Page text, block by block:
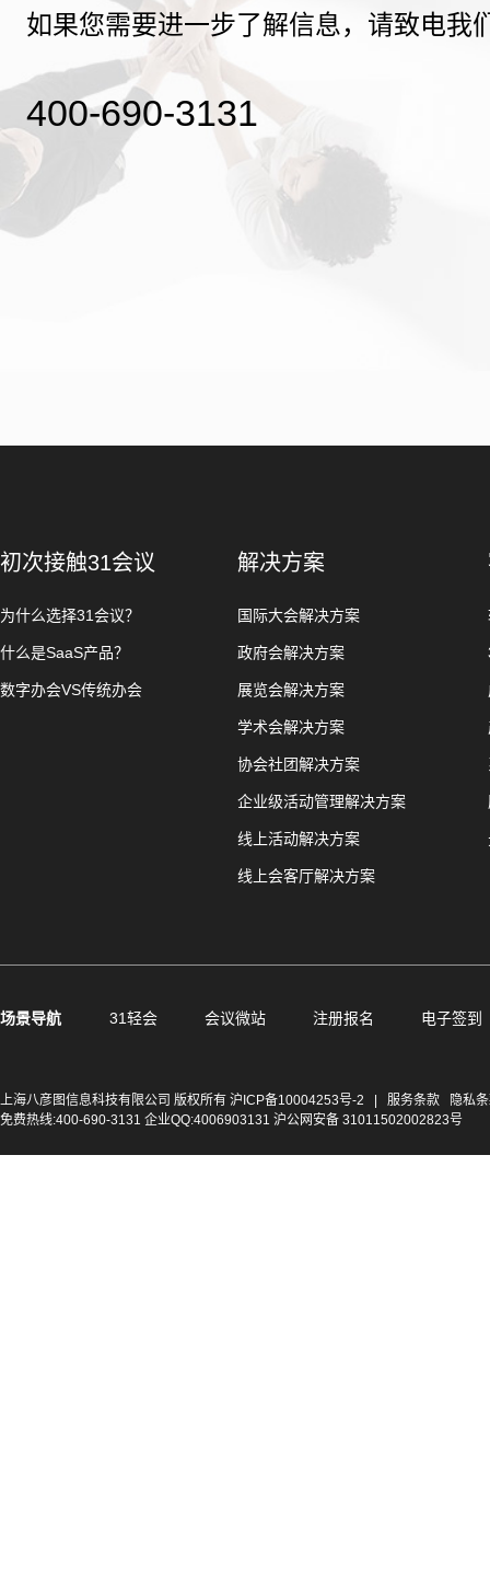
如果您需要进一步了解信息，请致电我
400-690-3131
初次接触31会议
为什么选择31会议？
什么是SaaS产品？
数字办会VS传统办会
解决方案
国际大会解决方案
政府会解决方案
展览会解决方案
学术会解决方案
协会社团解决方案
企业级活动管理解决方案
线上活动解决方案
线上会客厅解决方案
场景导航 31轻会 会议微站 注册报名 电子签到
上海八彦图信息科技有限公司 版权所有 沪ICP备10004253号-2 服务条款
隐私
免费热线:400-690-3131 企业QQ:4006903131 沪公网安备 31011502002823号